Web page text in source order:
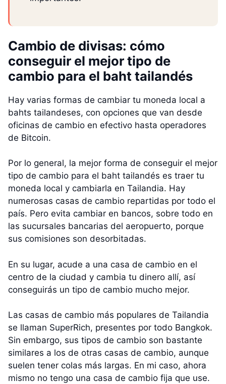
Cambio de divisas: cómo
conseguir el mejor tipo de
cambio para el baht tailandés
Hay varias formas de cambiar tu moneda local a
bahts tailandeses, con opciones que van desde
oficinas de cambio en efectivo hasta operadores
de Bitcoin.
Por lo general, la mejor forma de conseguir el mejor
tipo de cambio para el baht tailandés es traer tu
moneda local y cambiarla en Tailandia. Hay
numerosas casas de cambio repartidas por todo el
país. Pero evita cambiar en bancos, sobre todo en
las sucursales bancarias del aeropuerto, porque
sus comisiones son desorbitadas.
En su lugar, acude a una casa de cambio en el
centro de la ciudad y cambia tu dinero allí, así
conseguirás un tipo de cambio mucho mejor.
Las casas de cambio más populares de Tailandia
se llaman SuperRich, presentes por todo Bangkok.
Sin embargo, sus tipos de cambio son bastante
similares a los de otras casas de cambio, aunque
suelen tener colas más largas. En mi caso, ahora
mismo no tengo una casa de cambio fija que use.